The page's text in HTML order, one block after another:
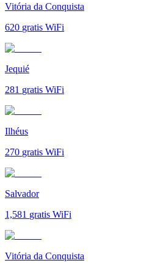
Vitória da Conquista
620 gratis WiFi
Jequié
281 gratis WiFi
Ilhéus
270 gratis WiFi
Salvador
1,581 gratis WiFi
Vitória da Conquista